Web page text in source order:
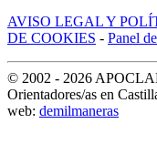
AVISO LEGAL Y
DE COOKIES - Panel
© 2002 - 2026
Orientadores/as en
web: demilmaneras